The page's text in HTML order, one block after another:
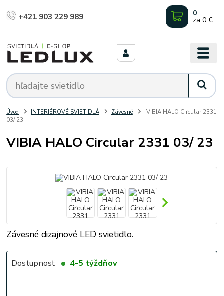
+421 903 229 989 0
za 0 €
Úvod INTERIÉROVÉ SVIETIDLÁ Závesné
VIBIA HALO Circular 2331
03/ 23
VIBIA HALO Circular 2331 03/ 23
Závesné dizajnové LED svietidlo.
Dostupnosť 4-5 týždňov